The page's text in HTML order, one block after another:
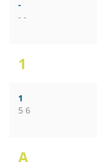
-
- -
1
1
5 6
A